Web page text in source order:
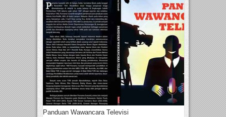
Panduan Wawancara Televisi